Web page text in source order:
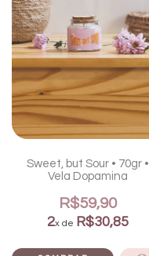
Sweet, but Sour • 70gr •
Vela Dopamina
R$59,90
2x de R$30,85